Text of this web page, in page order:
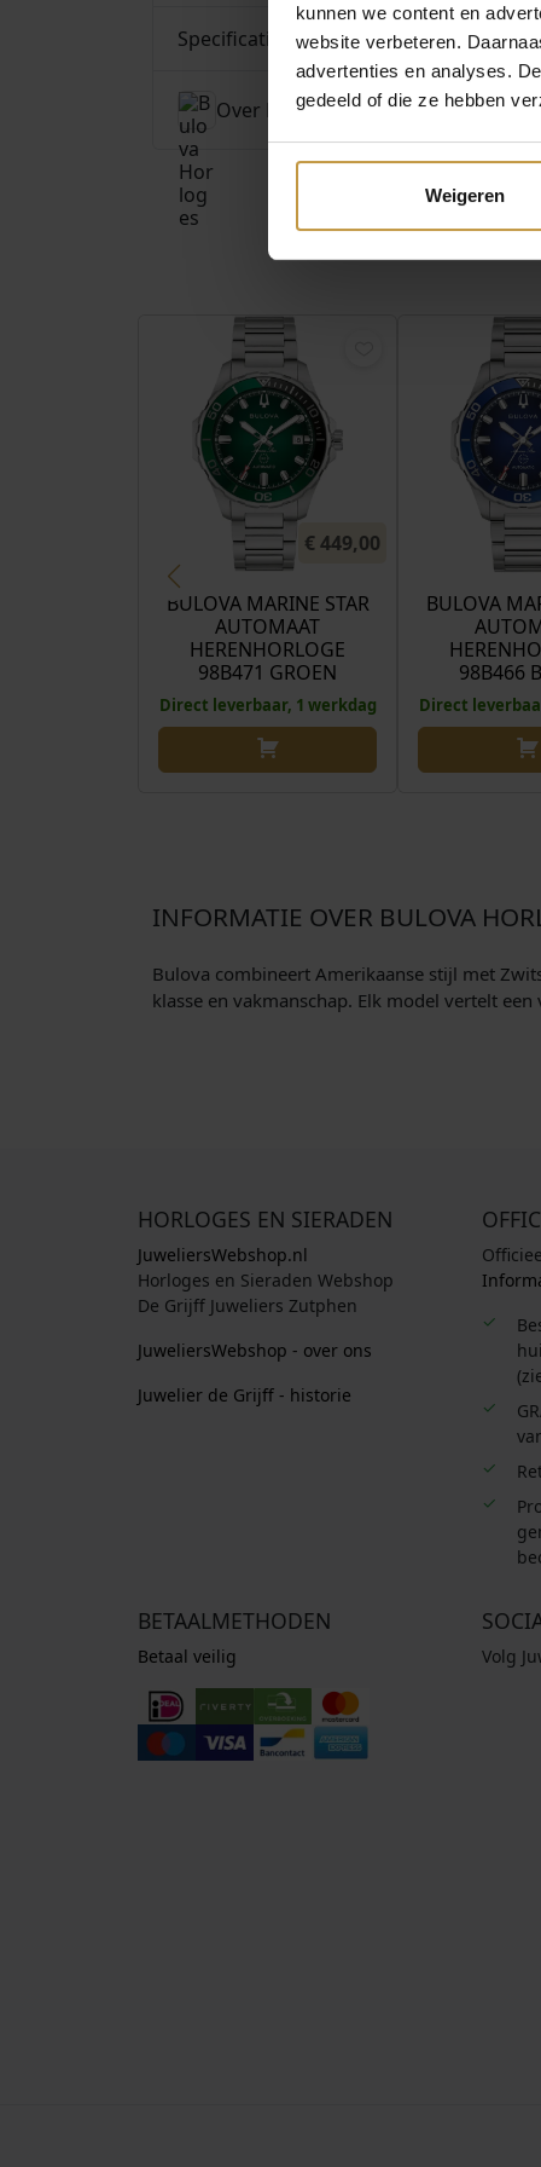
kunnen we content en
website verbeteren.
advertenties en analyses.
gedeeld of die ze hebben
Weigeren
Specificaties
Over Bulova Horloges
€449,00
BULOVA MARINE STAR
AUTOMAAT
HERENHORLOGE
98B471 GROEN
Direct leverbaar, 1 werkdag
BULOVA
98B466
Direct
INFORMATIE OVER BULOVA
Bulova combineert Amerikaanse stijl met
klasse en vakmanschap. Elk model vertelt
HORLOGES EN SIERADEN
JuweliersWebshop.nl
Horloges en Sieraden Webshop
De Grijff Juweliers Zutphen
JuweliersWebshop - over ons
Juwelier de Grijff - historie
BETAALMETHODEN
Betaal veilig Volg